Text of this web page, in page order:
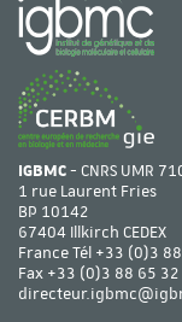
IGBMC- CNRS UMR
1 rue Laurent Fries
BP 10142
67404 Illkirch CEDEX
France Tél +33 (0)3
Fax +33 (0)3 88 65